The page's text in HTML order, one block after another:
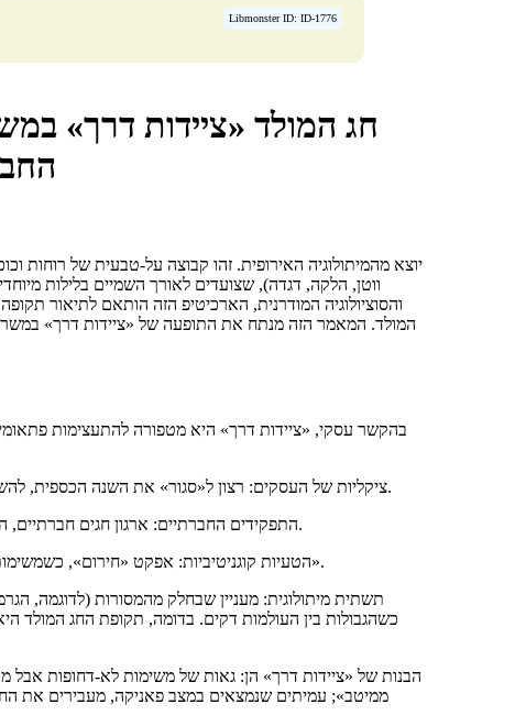
Libmonster ID: ID-1776
חג המולד «ציידות דרך»
ווטן, הלקה, דגדה), שצועדים לאורך השמיים בלילות
והסוציולוגיה המודרנית, הארכיטיפ הזה הותאם לתיאור
המולד. המאמר הזה מנתח את התופעה של «ציידות דרך»
בהקשר עסקי, «ציידות דרך» היא מטפורה להתעצימות
ציקליות של העסקים: רצון ל«סגור» את השנה הכספית, להשלים את התכניות, להשתמש בתקציבים לפני שהם «נקראים» ב-1 בינואר.
התפקידים החברתיים: ארגון חגים חברתיים, החלקה במתנות, כתיבת מכתבי ברכה — כל זה נותן נטל נוסף רגשי וארגוני.
הטעיות קוגניטיביות: אפקט «חירום», כשמשימות שהוחזרו חודשים נפתחות פתאום כחיוניות לקבלת יישום «עד חג המולד».
תשתית מיתולוגית: מעניין שבחלק מהמסורות (לדוגמה,
כשהגבולות בין העולמות דקים. בדומה, תקופת החג המולד
הבנות של «ציידות דרך» הן: גאות של משימות לא-דחופות אבל
ממיטב»; עמיתים שנמצאים במצב פאניקה, מעבירים את